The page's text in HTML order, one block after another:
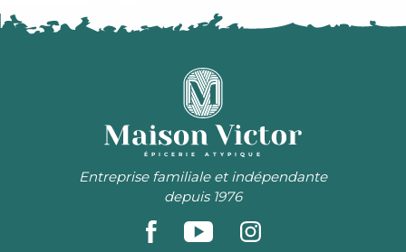
ÉPICERIE ATYPIQUE
Entreprise familiale et indépendante
depuis 1976